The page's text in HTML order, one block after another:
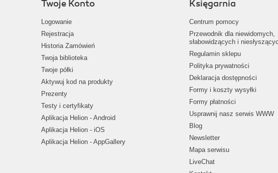
Twoje Konto
Logowanie
Rejestracja
Historia Zamówień
Twoja biblioteka
Twoje półki
Aktywuj kod na produkty
Prezenty
Testy i certyfikaty
Aplikacja Helion - Android
Aplikacja Helion - iOS
Aplikacja Helion - AppGallery
Księgarnia
Centrum pomocy
Przewodnik dla niewidomych,
słabowidzących i
Regulamin sklepu
Polityka prywatności
Deklaracja dostępności
Formy i koszty wysyłki
Formy płatności
Usprawnij nasz serwis WWW
Blog
Newsletter
Mapa serwisu
LiveChat